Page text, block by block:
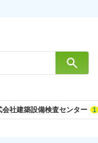
（配偶者＋子2人）
配偶者＋子2人）
独身）
会社建築設備検査センター